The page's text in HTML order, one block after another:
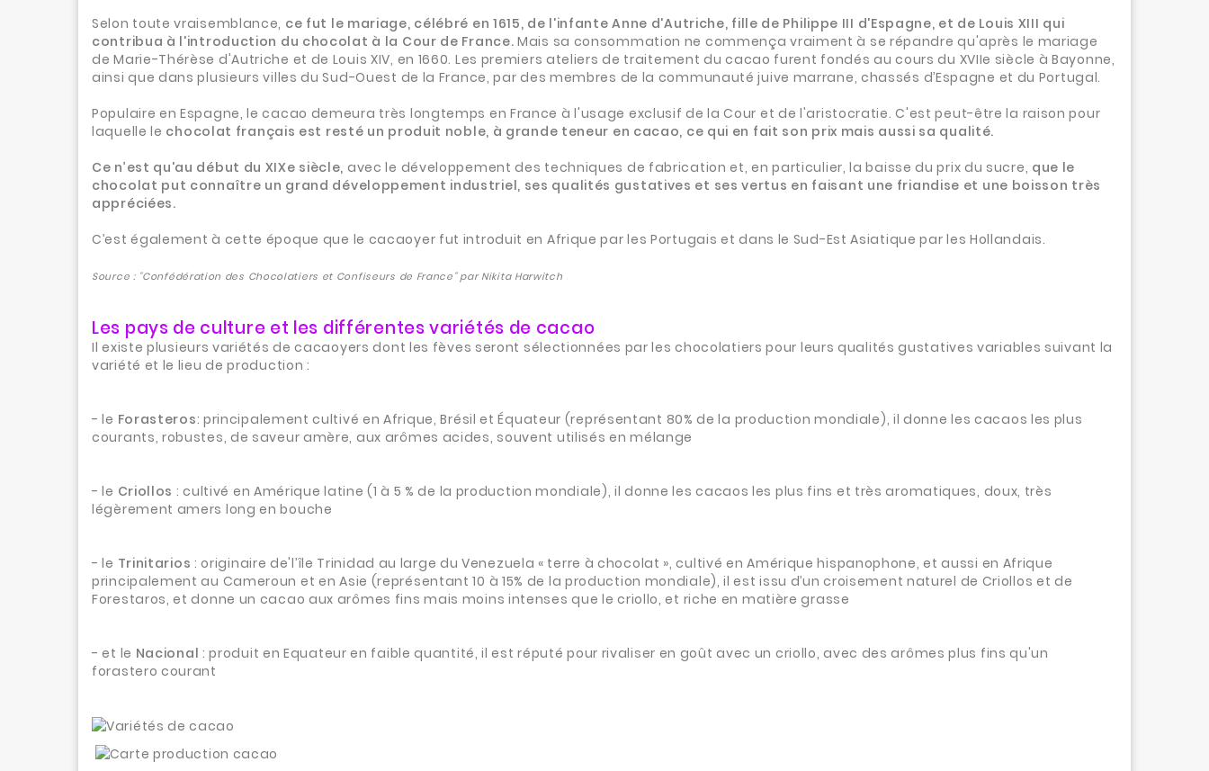
Selon toute vraisemblance, ce fut le mariage, célébré en 1615, de l'infante Anne d'Autriche, fille de Philippe III d'Espagne, et de Louis XIII qui
contribua à l'introduction du chocolat à la Cour de France. Mais sa consommation ne commença vraiment à se répandre qu'après le mariage
de Marie-Thérèse d'Autriche et de Louis XIV, en 1660. Les premiers ateliers de traitement du cacao furent fondés au cours du XVIIe siècle à Bayonne,
ainsi que dans plusieurs villes du Sud-Ouest de la France, par des membres de la communauté juive marrane, chassés d’Espagne et du Portugal.
Populaire en Espagne, le cacao demeura très longtemps en France à l'usage exclusif de la Cour et de l'aristocratie. C'est peut-être la raison pour
laquelle le chocolat français est resté un produit noble, à grande teneur en cacao, ce qui en fait son prix mais aussi sa qualité.
Ce n’est qu'au début du XIXe siècle, avec le développement des techniques de fabrication et, en particulier, la baisse du prix du sucre, que le
chocolat put connaître un grand développement industriel, ses qualités gustatives et ses vertus en faisant une friandise et une boisson très
appréciées.
C’est également à cette époque que le cacaoyer fut introduit en Afrique par les Portugais et dans le Sud-Est Asiatique par les Hollandais.
Source : "Confédération des Chocolatiers et Confiseurs de France" par Nikita Harwitch
Les pays de culture et les différentes variétés de cacao
Il existe plusieurs variétés de cacaoyers dont les fèves seront sélectionnées par les chocolatiers pour leurs qualités gustatives variables suivant la
variété et le lieu de production :
- le Forasteros: principalement cultivé en Afrique, Brésil et Équateur (représentant 80% de la production mondiale), il donne les cacaos les plus
courants, robustes, de saveur amère, aux arômes acides, souvent utilisés en mélange
- le Criollos : cultivé en Amérique latine (1 à 5 % de la production mondiale), il donne les cacaos les plus fins et très aromatiques, doux, très
légèrement amers long en bouche
- le Trinitarios : originaire de'l’île Trinidad au large du Venezuela « terre à chocolat », cultivé en Amérique hispanophone, et aussi en Afrique
principalement au Cameroun et en Asie (représentant 10 à 15% de la production mondiale), il est issu d’un croisement naturel de Criollos et de
Forestaros, et donne un cacao aux arômes fins mais moins intenses que le criollo, et riche en matière grasse
- et le Nacional : produit en Equateur en faible quantité, il est réputé pour rivaliser en goût avec un criollo, avec des arômes plus fins qu'un
forastero courant